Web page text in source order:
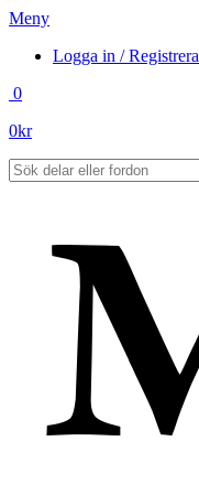
Meny
Logga in / Registrera
0
0kr